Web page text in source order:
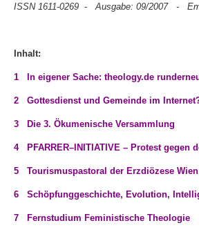
ISSN 1611-0269 - Ausgabe: 09/2007 -
Inhalt:
1 In eigener Sache: theology.de
2 Gottesdienst und Gemeinde im
3 Die 3. Ökumenische Versammlung
4 PFARRER–INITIATIVE – Protest gegen
5 Tourismuspastoral der Erzdiözese Wien
6 Schöpfunggeschichte, Evolution,
7 Fernstudium Feministische Theologie